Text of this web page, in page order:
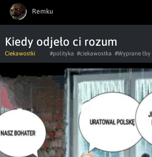
Remku
Kiedy odjeło ci rozum
Ciekawostki #polityka #ciekawostka #Wyprane łby